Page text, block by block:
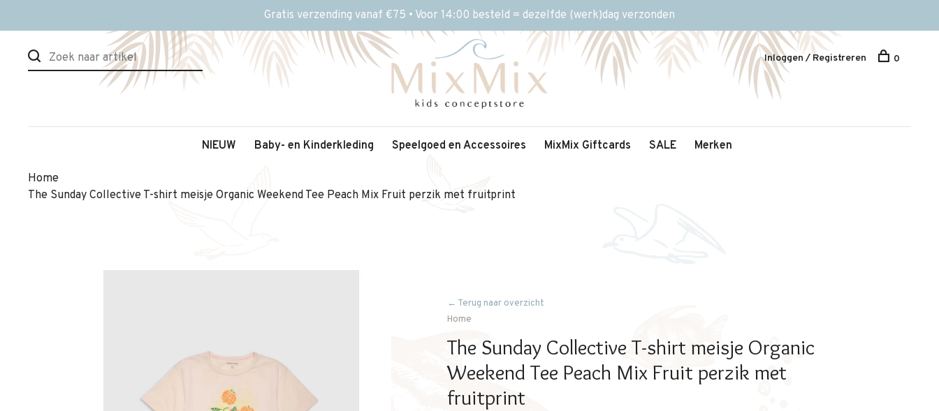
Gratis verzending vanaf €75 • Voor 14:00 besteld = dezelfde (werk)dag verzonden
NIEUW Baby- en Kinderkleding Speelgoed en Accessoires MixMix Giftcards SALE Merken
Inloggen / Registreren 0
Home
The Sunday Collective T-shirt meisje Organic Weekend Tee Peach Mix Fruit perzik met fruitprint
← Terug naar overzicht
Home
The Sunday Collective T-shirt meisje Organic
Weekend Tee Peach Mix Fruit perzik met
fruitprint